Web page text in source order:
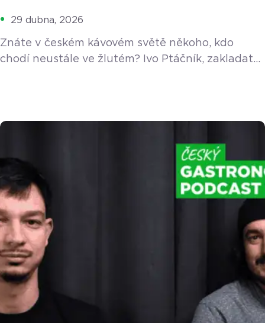
29 dubna, 2026
Znáte v českém kávovém světě někoho, kdo
chodí neustále ve žlutém? Ivo Ptáčník, zakladatel
k životu. V nové epizodě podcastu nás Ivo vzal na
kávovar La Marzocco a jako nadšenec poučoval